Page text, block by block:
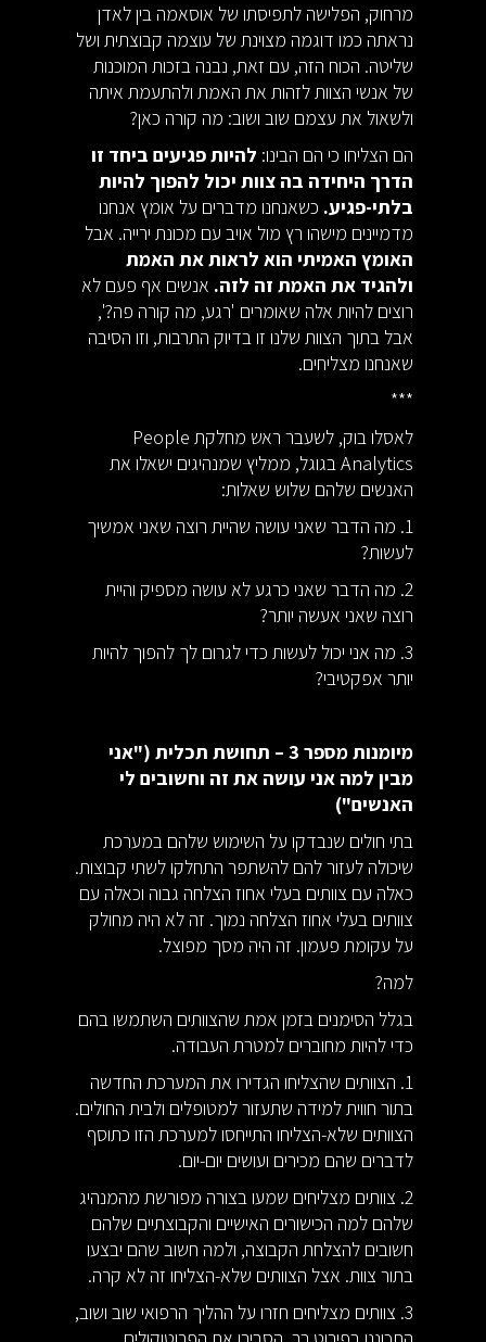
מרחוק, הפלישה לתפיסתו של אוסאמה בין לאדן
נראתה כמו דוגמה מצוינת של עוצמה קבוצתית ושל
שליטה. הכוח הזה, עם זאת, נבנה בזכות המוכנות
של אנשי הצוות לזהות את האמת ולהתעמת איתה
ולשאול את עצמם שוב ושוב: מה קורה כאן?
הם הצליחו כי הם הבינו: להיות פגיעים ביחד זו
הדרך היחידה בה צוות יכול להפוך להיות
בלתי-פגיע. כשאנחנו מדברים על אומץ אנחנו
מדמיינים מישהו רץ מול אויב עם מכונת ירייה. אבל
האומץ האמיתי הוא לראות את האמת
ולהגיד את האמת זה לזה. אנשים אף פעם לא
רוצים להיות אלה שאומרים 'רגע, מה קורה פה?',
אבל בתוך הצוות שלנו זו בדיוק התרבות, וזו הסיבה
שאנחנו מצליחים.
***
לאסלו בוק, לשעבר ראש מחלקת People
Analytics בגוגל, ממליץ שמנהיגים ישאלו את
האנשים שלהם שלוש שאלות:
1. מה הדבר שאני עושה שהיית רוצה שאני אמשיך
לעשות?
2. מה הדבר שאני כרגע לא עושה מספיק והיית
רוצה שאני אעשה יותר?
3. מה אני יכול לעשות כדי לגרום לך להפוך להיות
יותר אפקטיבי?
מיומנות מספר 3 – תחושת תכלית ("אני
מבין למה אני עושה את זה וחשובים לי
האנשים")
בתי חולים שנבדקו על השימוש שלהם במערכת
שיכולה לעזור להם להשתפר התחלקו לשתי קבוצות.
כאלה עם צוותים בעלי אחוז הצלחה גבוה וכאלה עם
צוותים בעלי אחוז הצלחה נמוך. זה לא היה מחולק
על עקומת פעמון. זה היה מסך מפוצל.
למה?
בגלל הסימנים בזמן אמת שהצוותים השתמשו בהם
כדי להיות מחוברים למטרת העבודה.
1. הצוותים שהצליחו הגדירו את המערכת החדשה
בתור חווית למידה שתעזור למטופלים ולבית החולים.
הצוותים שלא-הצליחו התייחסו למערכת הזו כתוסף
לדברים שהם מכירים ועושים יום-יום.
2. צוותים מצליחים שמעו בצורה מפורשת מהמנהיג
שלהם למה הכישורים האישיים והקבוצתיים שלהם
חשובים להצלחת הקבוצה, ולמה חשוב שהם יבצעו
בתור צוות. אצל הצוותים שלא-הצליחו זה לא קרה.
3. צוותים מצליחים חזרו על ההליך הרפואי שוב ושוב,